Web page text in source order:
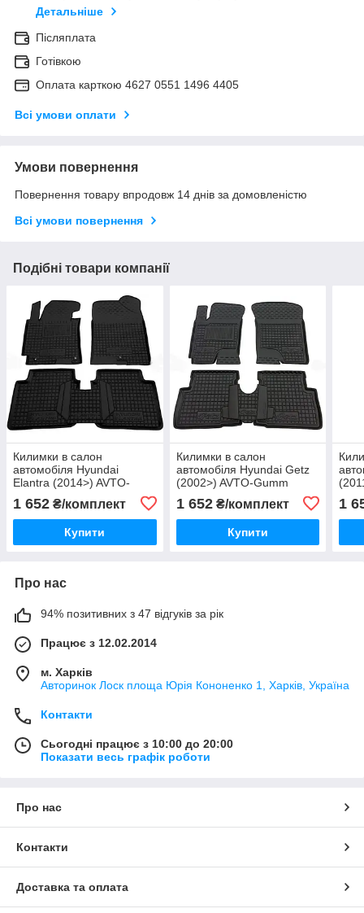
Детальніше
Післяплата
Готівкою
Оплата карткою 4627 0551 1496 4405
Всі умови оплати
Умови повернення
Повернення товару впродовж 14 днів за домовленістю
Всі умови повернення
Подібні товари компанії
Килимки в салон
автомобіля Hyundai
Elantra (2014>) AVTO-
1 652 ₴/комплект
Купити
Килимки в салон
автомобіля Hyundai Getz
(2002>) AVTO-Gumm
1 652₴/комплект
Купити
1
Про нас
94% позитивних з 47 відгуків за рік
Працює з 12.02.2014
м. Харків
Авторинок Лоск площа Юрія Кононенко 1, Харків, Україна
Контакти
Сьогодні працює з 10:00 до 20:00
Показати весь графік роботи
Про нас
Контакти
Доставка та оплата